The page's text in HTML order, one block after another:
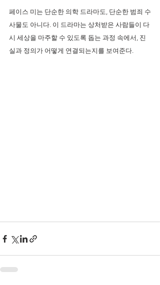
페이스 미는 단순한 의학 드라마도, 단순한 범죄 수
사물도 아니다. 이 드라마는 상처받은 사람들이 다
시 세상을 마주할 수 있도록 돕는 과정 속에서, 진
실과 정의가 어떻게 연결되는지를 보여준다.